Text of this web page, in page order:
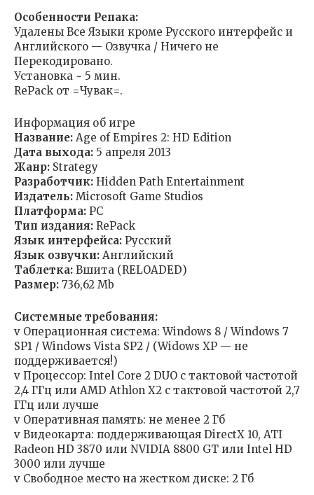
Особенности Репака:
Удалены Все Языки кроме Русского интерфейс и
Английского — Озвучка / Ничего не
Перекодировано.
Установка ~ 5 мин.
RePack от =Чувак=.
Информация об игре
Название: Age of Empires 2: HD Edition
Дата выхода: 5 апреля 2013
Жанр: Strategy
Разработчик: Hidden Path Entertainment
Издатель: Microsoft Game Studios
Платформа: PC
Тип издания: RePack
Язык интерфейса: Русский
Язык озвучки: Английский
Таблетка: Вшита (RELOADED)
Размер: 736,62 Mb
Системные требования:
v Операционная система: Windows 8 / Windows 7
SP1 / Windows Vista SP2 / (Widows XP — не
поддерживается!)
v Процессор: Intel Core 2 DUO с тактовой частотой
2,4 ГГц или AMD Athlon X2 с тактовой частотой 2,7
ГГц или лучше
v Оперативная память: не менее 2 Гб
v Видеокарта: поддерживающая DirectX 10, ATI
Radeon HD 3870 или NVIDIA 8800 GT или Intel HD
3000 или лучше
v Свободное место на жестком диске: 2 Гб